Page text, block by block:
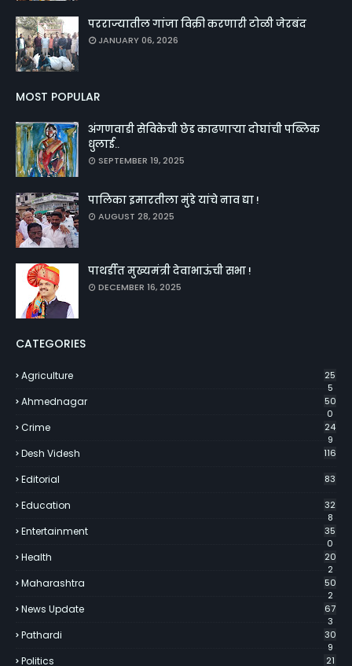
परराज्यातील गांजा विक्री करणारी टोळी जेरबंद
JANUARY 06, 2026
MOST POPULAR
अंगणवाडी सेविकेची छेड काढणाऱ्या दोघांची पब्लिक
धुलाई..
SEPTEMBER 19, 2025
पालिका इमारतीला मुंडे यांचे नाव द्या !
AUGUST 28, 2025
पाथर्डीत मुख्यमंत्री देवाभाऊंची सभा !
DECEMBER 16, 2025
CATEGORIES
Agriculture
25
5
Ahmednagar
50
0
Crime
24
9
Desh Videsh 116
Editorial 83
Education
32
8
Entertainment
35
0
Health
20
2
Maharashtra
50
2
News Update
67
3
Pathardi
30
9
Politics 21